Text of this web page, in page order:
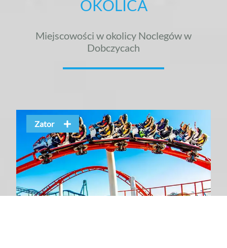
OKOLICA
Miejscowości w okolicy Noclegów w
Dobczycach
Zator